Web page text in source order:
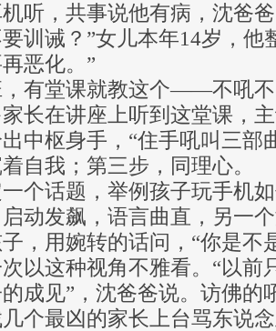
听，共事说他有病，沈爸
训诫？”女儿本年14岁，他
恶化。”
有堂课就教这个——不吼
长在讲座上听到这堂课，
中枢身手，“住手吼叫三部
自我；第三步，同理心。
个话题，举例孩子玩手机
动发飙，语言曲直，另一
，用婉转的话问，“你是不
以这种视角不雅看。“以前
成见”，沈爸爸说。访佛的
个最凶的家长上台骂东说